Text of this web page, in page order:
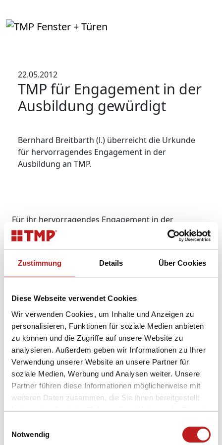
Zustimmung Details Über Cookies
Diese Webseite verwendet Cookies
Wir verwenden Cookies, um Inhalte und Anzeigen zu
personalisieren, Funktionen für soziale Medien anbieten
zu können und die Zugriffe auf unsere Website zu
analysieren. Außerdem geben wir Informationen zu Ihrer
Verwendung unserer Website an unsere Partner für
soziale Medien, Werbung und Analysen weiter. Unsere
Partner führen diese Informationen möglicherweise mit
weiteren Daten zusammen, die Sie ihnen bereitgestellt
haben oder die sie im Rahmen Ihrer Nutzung der Dienste
Datenschutz
Notwendig
22.05.2012
TMP für Engagement in der
Ausbildung gewürdigt
Bernhard Breitbarth (l.) überreicht die Urkunde
für hervorragendes Engagement in der
Ausbildung an TMP.
Für ihr hervorragendes Engagement in der
Ausbildung hat die Arbeitsagentur Mühlhausen
erneut die TMP Fenster + Türen GmbH
Arbeitsagentur, überreichte das Zertifikat. Damit
wurde die ausgezeichnete Nachwuchsförderung
Zusammenarbeit auf dem Gebiet der Vermittlung
von Mitarbeitern und Auszubildenden reicht bis in
den Anfang der 90er Jahre zurück. Sie planen Ihren
Karrierestart? Hier finden Sie alle
Berufsausbildungen und Studiengänge bei TMP.
Zur News Übersicht